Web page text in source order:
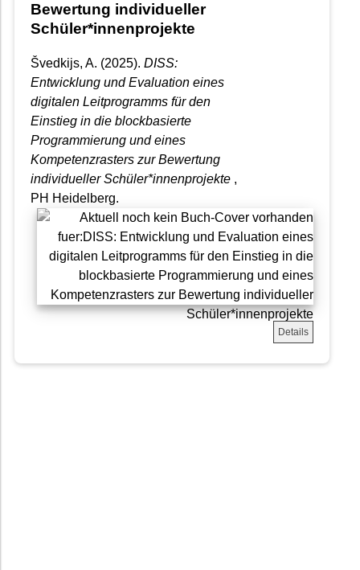
Bewertung individueller
Schüler*innenprojekte
Švedkijs, A. (2025). DISS:
Entwicklung und Evaluation eines
digitalen Leitprogramms für den
Einstieg in die blockbasierte
Programmierung und eines
Kompetenzrasters zur Bewertung
individueller Schüler*innenprojekte ,
PH Heidelberg.
Details